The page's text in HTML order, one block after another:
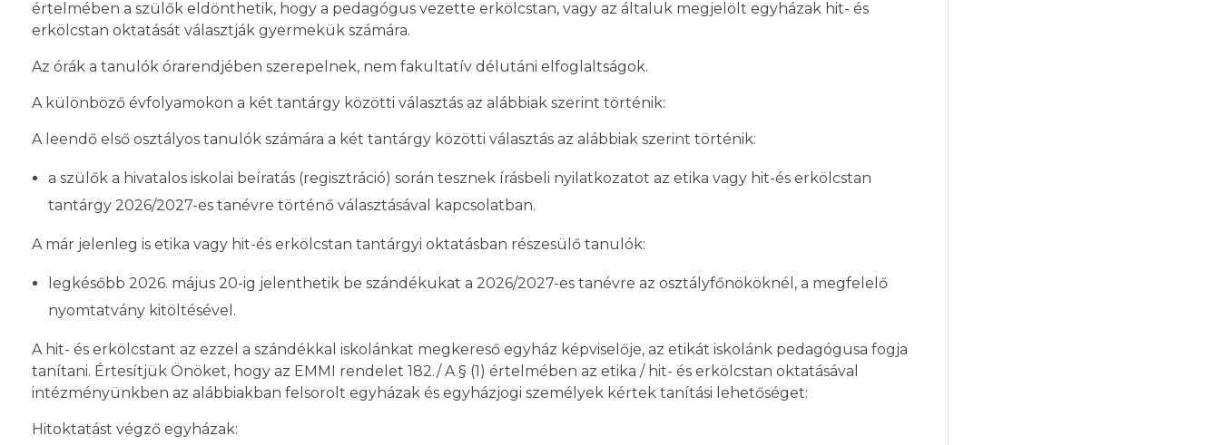
értelmében a szülők eldönthetik, hogy a pedagógus vezette erkölcstan, vagy az általuk megjelölt egyházak hit- és
erkölcstan oktatását választják gyermekük számára.
Az órák a tanulók órarendjében szerepelnek, nem fakultatív délutáni elfoglaltságok.
A különböző évfolyamokon a két tantárgy közötti választás az alábbiak szerint történik:
A leendő első osztályos tanulók számára a két tantárgy közötti választás az alábbiak szerint történik:
a szülők a hivatalos iskolai beíratás (regisztráció) során tesznek írásbeli nyilatkozatot az etika vagy hit-és erkölcstan
tantárgy 2026/2027-es tanévre történő választásával kapcsolatban.
A már jelenleg is etika vagy hit-és erkölcstan tantárgyi oktatásban részesülő tanulók:
legkésőbb 2026. május 20-ig jelenthetik be szándékukat a 2026/2027-es tanévre az osztályfőnököknél, a megfelelő
nyomtatvány kitöltésével.
A hit- és erkölcstant az ezzel a szándékkal iskolánkat megkereső egyház képviselője, az etikát iskolánk pedagógusa fogja
tanítani. Értesítjük Önöket, hogy az EMMI rendelet 182./ A § (1) értelmében az etika / hit- és erkölcstan oktatásával
intézményünkben az alábbiakban felsorolt egyházak és egyházjogi személyek kértek tanítási lehetőséget:
Hitoktatást végző egyházak: